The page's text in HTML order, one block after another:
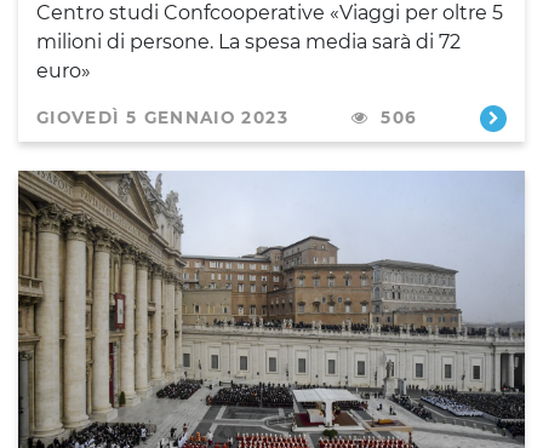
Centro studi Confcooperative «Viaggi per oltre 5
milioni di persone. La spesa media sarà di 72
euro»
GIOVEDÌ 5 GENNAIO 2023 506